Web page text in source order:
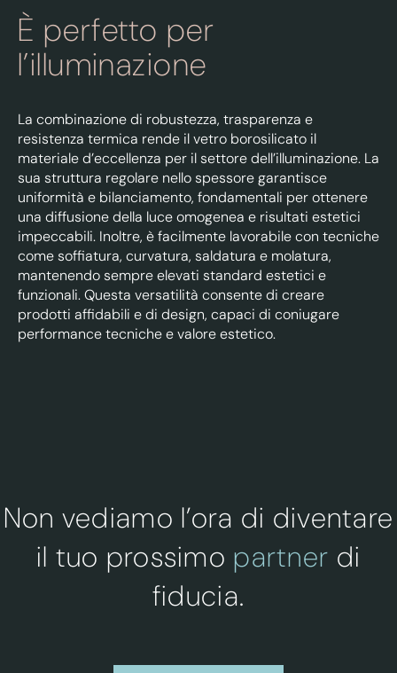
È perfetto per
l’illuminazione
La combinazione di robustezza, trasparenza e
resistenza termica rende il vetro borosilicato il
materiale d’eccellenza per il settore dell’illuminazione. La
sua struttura regolare nello spessore garantisce
uniformità e bilanciamento, fondamentali per ottenere
una diffusione della luce omogenea e risultati estetici
impeccabili. Inoltre, è facilmente lavorabile con tecniche
come soffiatura, curvatura, saldatura e molatura,
mantenendo sempre elevati standard estetici e
funzionali. Questa versatilità consente di creare
prodotti affidabili e di design, capaci di coniugare
performance tecniche e valore estetico.
Non vediamo l’ora di diventare
il tuo prossimo partner di
fiducia.